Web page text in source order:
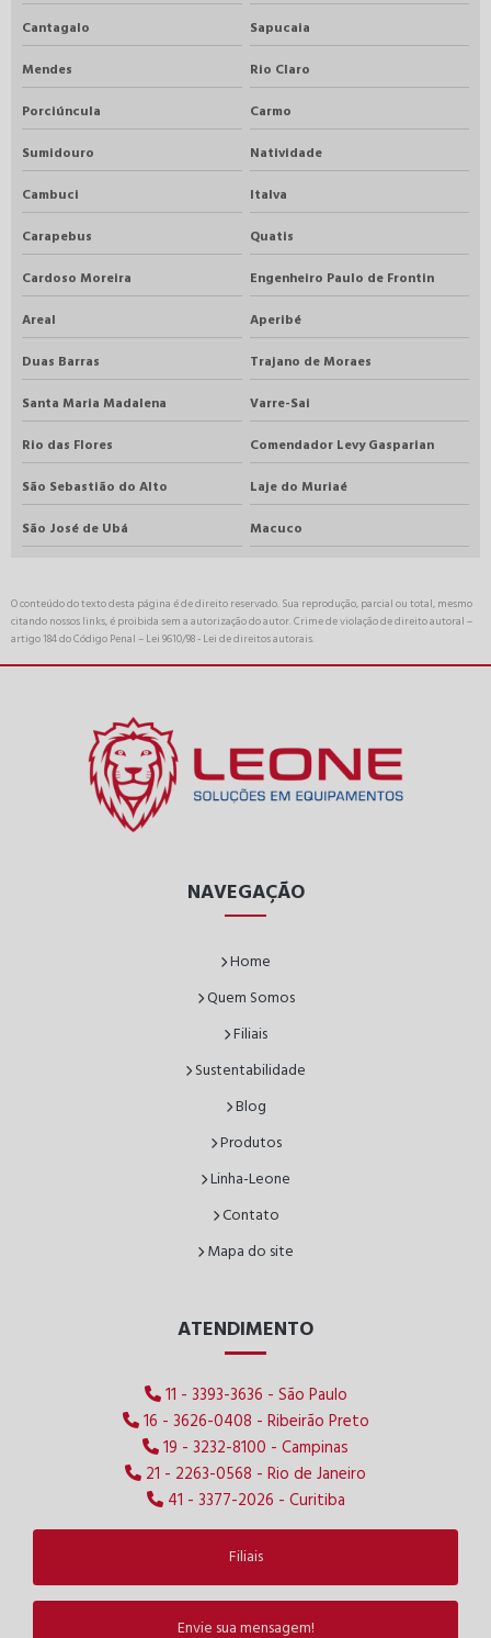
Cantagalo
Sapucaia
Mendes
Rio Claro
Porciúncula
Carmo
Sumidouro
Natividade
Cambuci
Italva
Carapebus
Quatis
Cardoso Moreira
Engenheiro Paulo de Frontin
Areal
Aperibé
Duas Barras
Trajano de Moraes
Santa Maria Madalena
Varre-Sai
Rio das Flores
Comendador Levy Gasparian
São Sebastião do Alto
Laje do Muriaé
São José de Ubá
Macuco
O conteúdo do texto desta página é de direito reservado. Sua reprodução, parcial ou total, mesmo
citando nossos links, é proibida sem a autorização do autor. Crime de violação de direito autoral –
artigo 184 do Código Penal –Lei 9610/98 - Lei de direitos autorais.
NAVEGAÇÃO
Home
Quem Somos
Filiais
Sustentabilidade
Blog
Produtos
Linha-Leone
Contato
Mapa do site
ATENDIMENTO
11 - 3393-3636 - São Paulo
16 - 3626-0408 - Ribeirão Preto
19 - 3232-8100 - Campinas
21 - 2263-0568 - Rio de Janeiro
41 - 3377-2026 - Curitiba
Filiais
Envie sua mensagem!